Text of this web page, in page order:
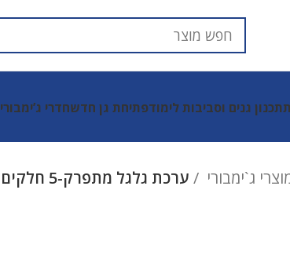
תכנון גנים וסביבות לימודפתיחת גן חדשחדרי ג’ימבורי
ג`ימבורי ערכת גלגל מתפרק-5 חלקים